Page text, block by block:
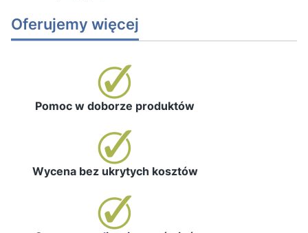
Oferujemy więcej
Pomoc w doborze produktów
Wycena bez ukrytych kosztów